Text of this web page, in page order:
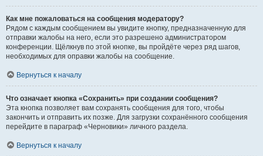
Как мне пожаловаться на сообщения модератору?
Рядом с каждым сообщением вы увидите кнопку, предназначенную для
отправки жалобы на него, если это разрешено администратором
конференции. Щёлкнув по этой кнопке, вы пройдёте через ряд шагов,
необходимых для оправки жалобы на сообщение.
Вернуться к началу
Что означает кнопка «Сохранить» при создании сообщения?
Эта кнопка позволяет вам сохранять сообщения для того, чтобы
закончить и отправить их позже. Для загрузки сохранённого сообщения
перейдите в параграф «Черновики» личного раздела.
Вернуться к началу